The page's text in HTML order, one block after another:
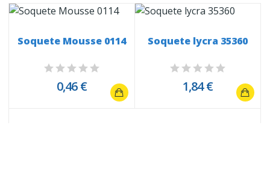
Soquete Mousse 0114
0,46 €
Soquete lycra 35360
1,84 €